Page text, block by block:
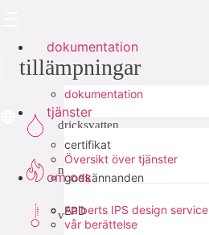
dokumentation
dokumentation
certifikat
godkännanden
EPD
tjänster
Översikt över tjänster
Aalberts IPS design service
om oss
vår berättelse
tillämpningar
dricksvatten
naturgas
värme